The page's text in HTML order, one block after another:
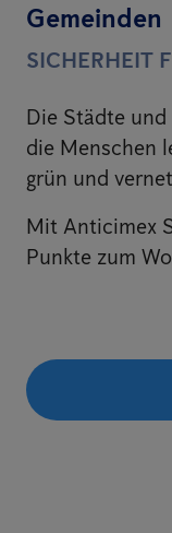
Gemeinden
SICHERHEIT
Die Städte
die Menschen
grün und
Mit Anticimex
Punkte zum